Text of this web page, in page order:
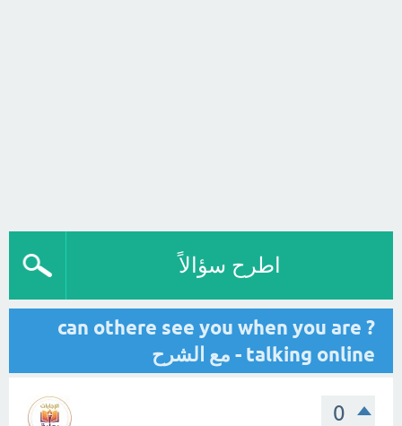
اطرح سؤالاً
? can othere see you when you are
talking online - مع الشرح
0